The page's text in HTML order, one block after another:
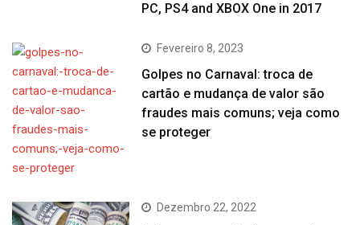
PC, PS4 and XBOX One in 2017
Fevereiro 8, 2023
Golpes no Carnaval: troca de
cartão e mudança de valor são
fraudes mais comuns; veja como
se proteger
Dezembro 22, 2022